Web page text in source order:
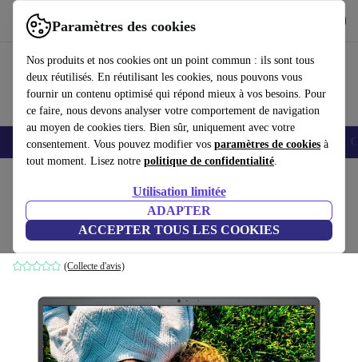
Paramètres des cookies
Nos produits et nos cookies ont un point commun : ils sont tous
deux réutilisés. En réutilisant les cookies, nous pouvons vous
fournir un contenu optimisé qui répond mieux à vos besoins. Pour
ce faire, nous devons analyser votre comportement de navigation
au moyen de cookies tiers. Bien sûr, uniquement avec votre
consentement. Vous pouvez modifier vos paramètres de cookies à
tout moment. Lisez notre politique de confidentialité.
Utilisation limitée
ADAPTER
ACCEPTER TOUS LES COOKIES
Utilisez refurbed rapidement et facilement
Smartphones Laptops Tablettes Montres connectées Accessoires
Dell Inspiron 15 3520 | i7-1255U | 15.6"
16 GB | 512 GB SSD | FHD | Win 11 Pro | DE
(Collecte d'avis)